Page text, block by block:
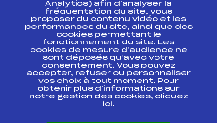
Ressources
Pass’Neige
Projet sportif fédéral
Projet de performance fédéral
Antidopage
Pôle Développement, Formation, Suivi
Scientifique
Listes ministérielles
Pôle vie de l’athlète
Enseignement professionnel
Analytics) afin d’analyser la
fréquentation du site, vous
proposer du contenu vidéo et les
performances du site, ainsi que des
cookies permettant le
fonctionnement du site. Les
cookies de mesure d’audience ne
sont déposés qu’avec votre
consentement. Vous pouvez
accepter, refuser ou personnaliser
vos choix à tout moment. Pour
obtenir plus d'informations sur
notre gestion des cookies, cliquez
ici.